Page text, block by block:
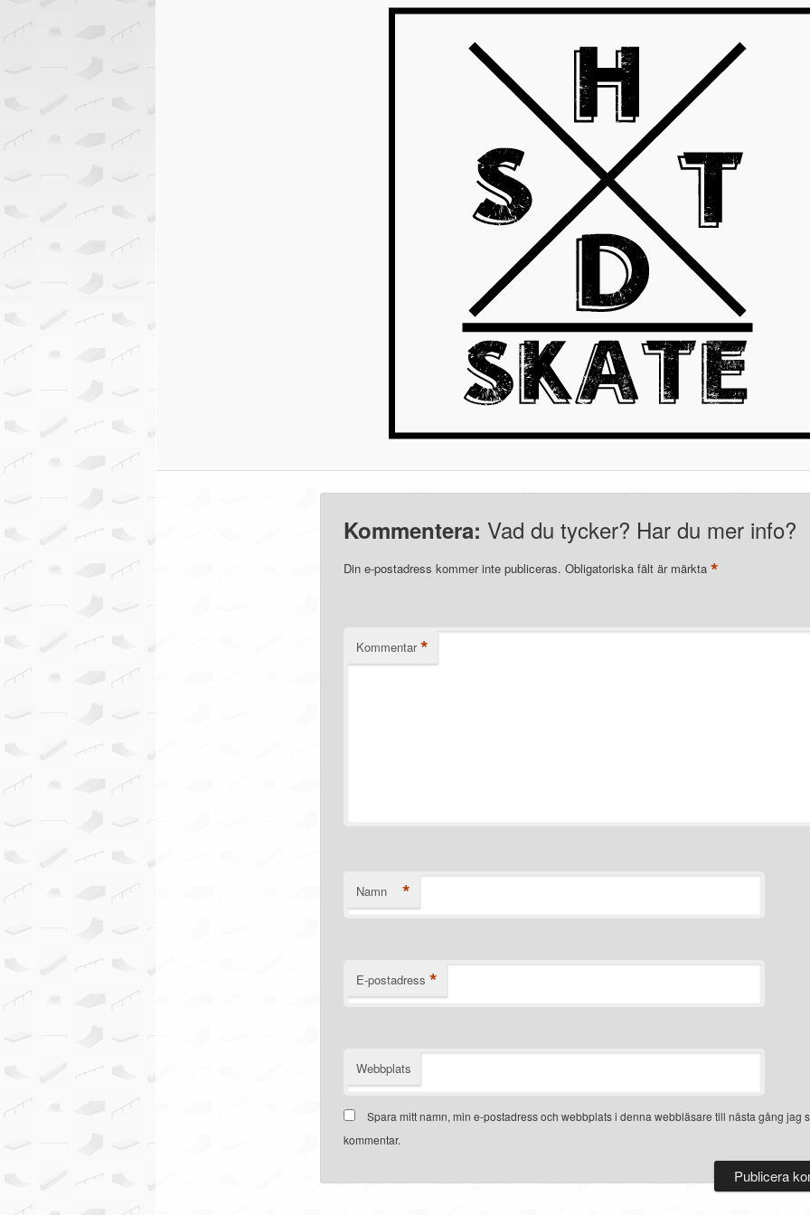
Kommentera: Vad du tycker? Har du mer info?
Din e-postadress kommer inte publiceras. Obligatoriska fält är märkta *
Kommentar *
Namn *
E-postadress *
Webbplats
Spara mitt namn, min e-postadress och webbplats i denna webbläsare till nästa gång jag
kommentar.